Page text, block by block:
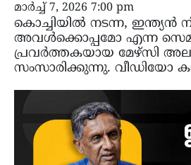
മാർച്ച്‌ 7, 2026 7:00 pm
കൊച്ചിയിൽ നടന്ന, ഇന്ത്യൻ
അവൾക്കൊപ്പമോ എന്ന
പ്രവർത്തകയായ മേഴ്‌സി
സംസാരിക്കുന്നു. വീഡിയോ